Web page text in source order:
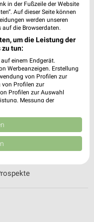
| Geöffnet
in der Fußzeile der Website
Auf dieser Seite können
werden unseren
die Browserdaten.
um die Leistung der
zu tun:
einem Endgerät.
Werbeanzeigen. Erstellung
von Profilen zur
von Profilen zur
Profilen zur Auswahl
Messung der
Entwicklung und
Daten zur Auswahl
weitergegeben und in die